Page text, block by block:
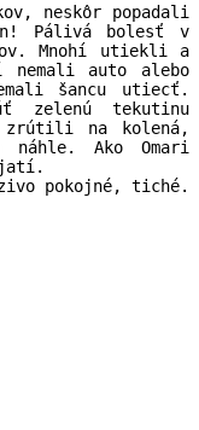
neskôr popadali
Pálivá bolesť v
Mnohí utiekli a
auto alebo
šancu utiecť.
zelenú tekutinu
zrútili na kolená,
Ako Omari
pokojné, tiché.